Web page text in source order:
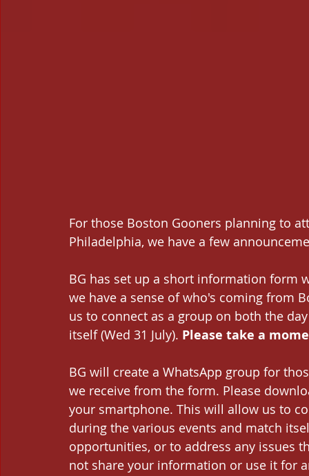
For those Boston Gooners planning to
Philadelphia, we have a few
BG has set up a short information form
we have a sense of who's coming from
us to connect as a group on both the
itself (Wed 31 July). Please take a
BG will create a WhatsApp group for
we receive from the form. Please
your smartphone. This will allow us to
during the various events and match
opportunities, or to address any issues
not share your information or use it for